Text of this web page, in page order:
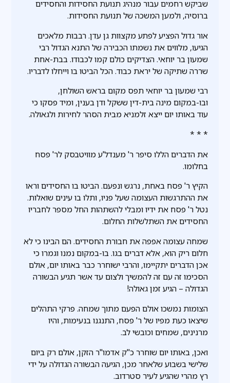
שביקש רחמים עבור מנהיג תנועת החסידות והחסידים
ברוסיה, ולמען המשכה של תנועת החסידות.
אור גדול הפציע לפתע מקצוות גן עדן. רבבות מלאכים
הגיעו, מלווים את נשמתו הכבירה של התנא הגדול רבי
שמעון בר יוחאי. הצדיקים כולם קמו לכבודו. בבת-אחת
שררה שתיקה של יראת כבוד. הכל הביטו בו וייחלו לדבריו.
רבי שמעון בר יוחאי תפס מקום בראש השולחן,
ובו-במקום מינה בית-דין ששקל ודן בענין, ומיד פסקו כי
עוד באותו יום ייצא זלמניא מבית הסהר לחירות ולגאולה.
* * *
את הדברים הללו סיפר ר' מענדל'ע מוויטבסק לר' פסח
בחלומו.
הקיץ ר' פסח באחת, נרגש ונפעם. הביטו בו החסידים וראו
את ההתרגשות העצומה שעל פניו, ותלו בו עינים שואלות.
נטל ר' פסח את ידיו ומבלי להשתהות החל מספר לחבריו
החסידים את השתלשלות החלום.
שמחה עצומה אפפה את חבורת החסידים. הם הבינו כי לא
חלום ריק הוא, אלא דברים בגו. בו-במקום נמנו וגמרו כי
אכן הדברים יתקיימו, והרבי ישוחרר כבר באותו יום, אולם
הסכימו זה עם זה להמשיך ולצום עד אשר תגיע הבשורה
הגדולה – הגיע זמן גאולה!
הצומות נמשכו אולם הפעם מתוך שמחה. פרקי התהלים
שיצאו כעת מפיו של ר' פסח, התנגנו בנעימות, והיו
מרנינים, שמחים וכובשי לב.
ואכן, באותו יום שוחרר כ"ק אדמו"ר הזקן, אולם רק ביום
שלישי בשבוע שלאחר מכן, הגיעה הבשורה הגדולה על ידי
רץ מהרי שהגיע לעיר סטרדוב.